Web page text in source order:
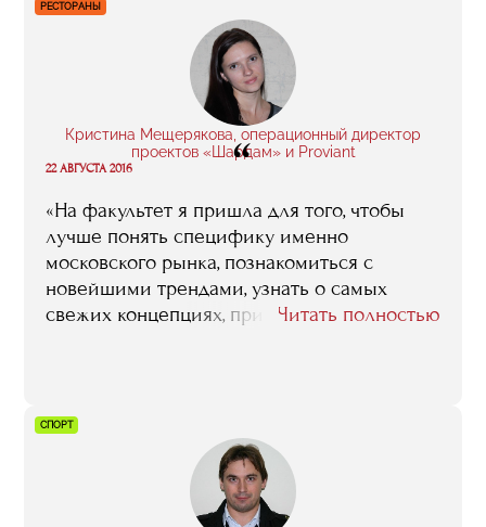
каждой давали задание, например,
посетить выставку, сделать обзор арт-
ярмарок, написать доклад, решить кейс.
Это помогает сразу влиться в работу».
РЕСТОРАНЫ
Кристина Мещерякова, операционный директор
проектов «Шардам» и Proviant
“
22 АВГУСТА 2016
«На факультет я пришла для того, чтобы
лучше понять специфику именно
московского рынка, познакомиться с
новейшими трендами, узнать о самых
свежих концепциях, приобрести новые
четко понимала, что я от этого обучения
хочу, и что в результате буду иметь. Сейчас,
по прошествии времени, я могу сказать, что
мои ожидания целиком и полностью
Читать полностью
СПОРТ